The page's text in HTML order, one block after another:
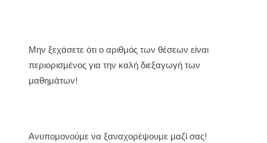
Μην ξεχάσετε ότι ο αριθμός των θέσεων είναι
περιορισμένος για την καλή διεξαγωγή των
μαθημάτων!
Ανυπομονούμε να ξαναχορέψουμε μαζί σας!